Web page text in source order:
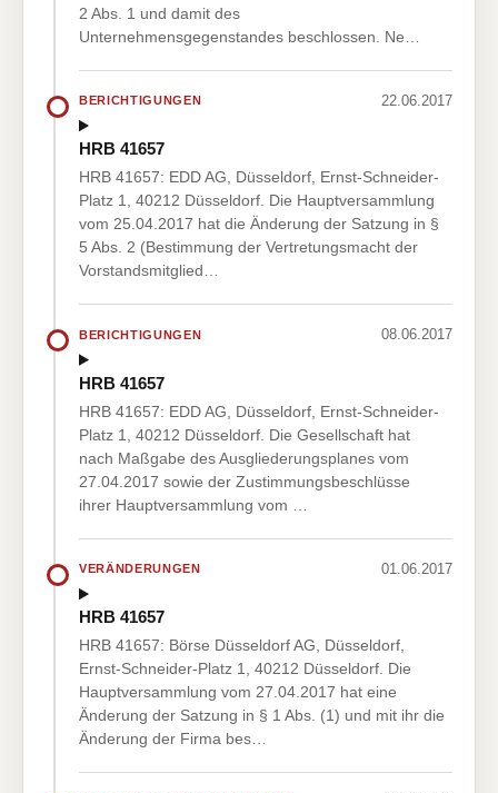
2 Abs. 1 und damit des
Unternehmensgegenstandes beschlossen. Ne…
BERICHTIGUNGEN 22.06.2017
HRB 41657
HRB 41657: EDD AG, Düsseldorf, Ernst-Schneider-
Platz 1, 40212 Düsseldorf. Die Hauptversammlung
vom 25.04.2017 hat die Änderung der Satzung in §
5 Abs. 2 (Bestimmung der Vertretungsmacht der
Vorstandsmitglied…
BERICHTIGUNGEN 08.06.2017
HRB 41657
HRB 41657: EDD AG, Düsseldorf, Ernst-Schneider-
Platz 1, 40212 Düsseldorf. Die Gesellschaft hat
nach Maßgabe des Ausgliederungsplanes vom
27.04.2017 sowie der Zustimmungsbeschlüsse
ihrer Hauptversammlung vom …
VERÄNDERUNGEN 01.06.2017
HRB 41657
HRB 41657: Börse Düsseldorf AG, Düsseldorf,
Ernst-Schneider-Platz 1, 40212 Düsseldorf. Die
Hauptversammlung vom 27.04.2017 hat eine
Änderung der Satzung in § 1 Abs. (1) und mit ihr die
Änderung der Firma bes…